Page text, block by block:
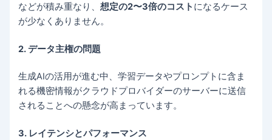
などが積み重なり、想定の2〜3倍のコスト になるケース
が少なくありません。
2. データ主権の問題
生成AIの活用が進む中、学習データやプロンプトに含ま
れる機密情報がクラウドプロバイダーのサーバーに送信
されることへの懸念が高まっています。
3. レイテンシとパフォーマンス